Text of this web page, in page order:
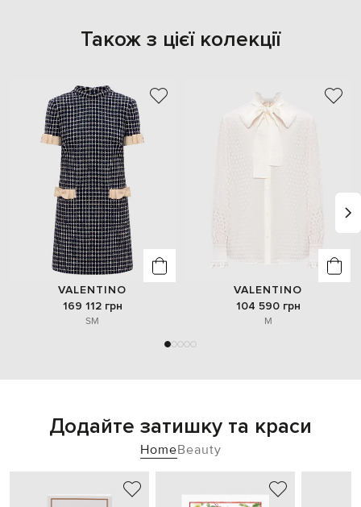
Також з цієї колекції
VALENTINO
169 112 грн
SM
VALENTINO
104 590 грн
M
Додайте затишку та краси
HomeBeauty